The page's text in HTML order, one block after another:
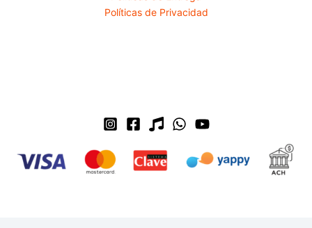
Políticas de Privacidad